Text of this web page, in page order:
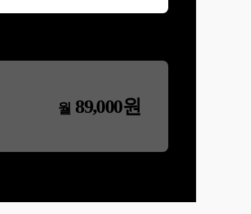
월 89,000원